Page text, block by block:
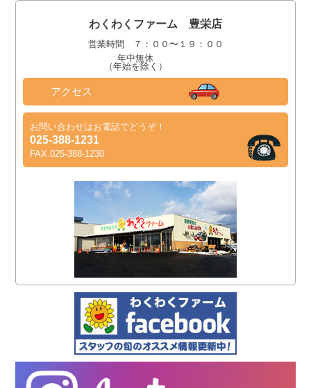
わくわくファーム 豊栄店
営業時間 ７：００〜１９：００
年中無休
（年始を除く）
アクセス
お問い合わせはお電話でどうぞ！
025-388-1231
FAX.025-388-1230